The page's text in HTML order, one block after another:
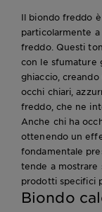
Il biondo freddo
particolarmente
freddo. Questi
con le sfumature
ghiaccio,
occhi chiari,
freddo, che ne
Anche chi ha
ottenendo un
fondamentale
tende a mostrare
prodotti specifici
Biondo